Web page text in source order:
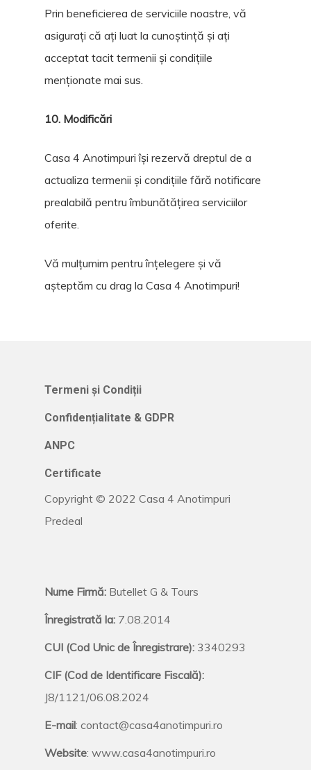
Prin beneficierea de serviciile noastre, vă
asigurați că ați luat la cunoștință și ați
acceptat tacit termenii și condițiile
menționate mai sus.
10. Modificări
Casa 4 Anotimpuri își rezervă dreptul de a
actualiza termenii și condițiile fără notificare
prealabilă pentru îmbunătățirea serviciilor
oferite.
Vă mulțumim pentru înțelegere și vă
așteptăm cu drag la Casa 4 Anotimpuri!
Termeni și Condiții
Confidențialitate & GDPR
ANPC
Certificate
Copyright © 2022 Casa 4 Anotimpuri
Predeal
Nume Firmă: Butellet G & Tours
Înregistrată la: 7.08.2014
CUI (Cod Unic de Înregistrare): 3340293
CIF (Cod de Identificare Fiscală):
J8/1121/06.08.2024
E-mail: contact@casa4anotimpuri.ro
Website: www.casa4anotimpuri.ro